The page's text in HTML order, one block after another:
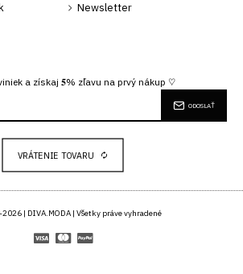
Newsletter
a získaj 𝟓% zľavu na prvý nákup ♡
ODOSLAŤ
VRÁTENIE TOVARU
| DIVA.MODA | Všetky práve vyhradené